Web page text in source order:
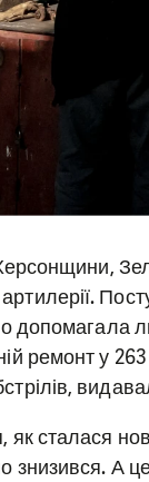
Херсонщини,
ремонт у
сталася
знизився. А